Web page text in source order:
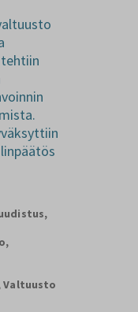
Valtuusto